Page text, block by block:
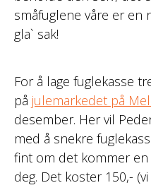
småfuglene våre er en
gla` sak!
For å lage fuglekasse
på julemarkedet på
desember. Her vil
med å snekre
fint om det kommer
deg. Det koster 150,-